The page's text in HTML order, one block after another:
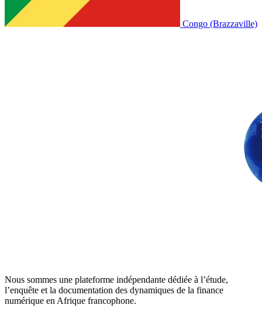
Congo (Brazzaville)
Nous sommes une plateforme indépendante dédiée à l’étude,
l’enquête et la documentation des dynamiques de la finance
numérique en Afrique francophone.